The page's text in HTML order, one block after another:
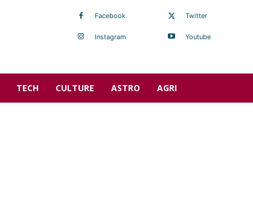
Facebook
Instagram
Twitter
Youtube
TECH CULTURE ASTRO AGRI